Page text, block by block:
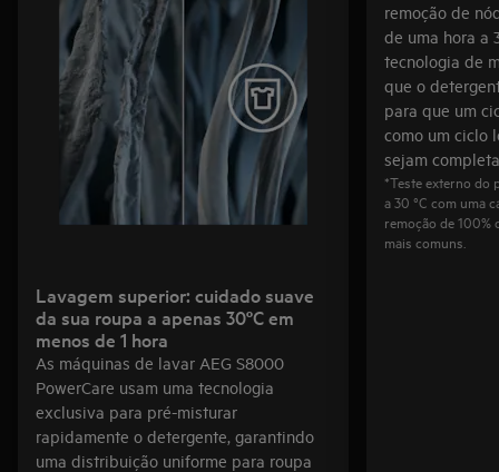
Lavagem superior: cuidado suave
da sua roupa a apenas 30ºC em
menos de 1 hora
As máquinas de lavar AEG S8000
PowerCare usam uma tecnologia
exclusiva para pré-misturar
rapidamente o detergente, garantindo
uma distribuição uniforme para roupa
remoção de
de uma hora a
tecnologia de
que o
para que um
como um ciclo
sejam
*Teste externo do
a 30 °C com uma
remoção de 100%
mais comuns.